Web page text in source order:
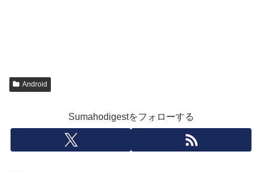
Android
Sumahodigestをフォローする